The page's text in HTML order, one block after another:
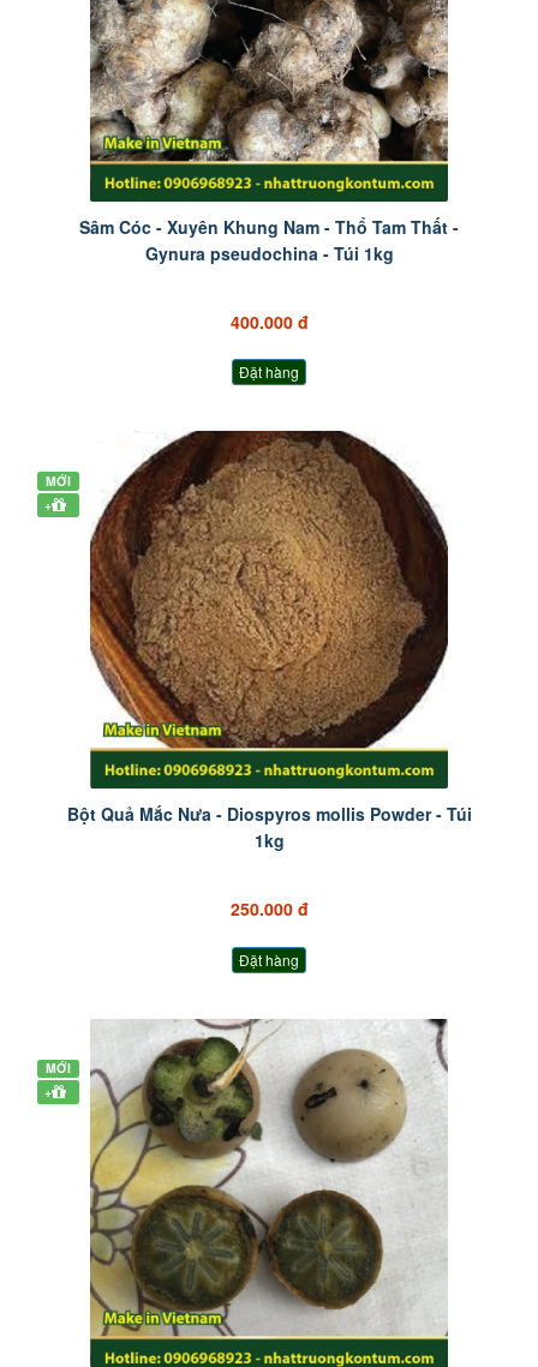
Sâm Cóc - Xuyên Khung Nam - Thổ Tam Thất -
Gynura pseudochina - Túi 1kg
400.000 đ
Đặt hàng
MỚI
+
Bột Quả Mắc Nưa - Diospyros mollis Powder - Túi
1kg
250.000 đ
Đặt hàng
MỚI
+